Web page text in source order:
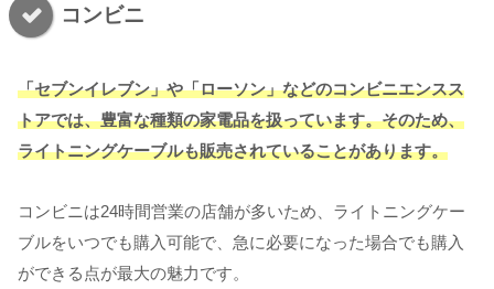
コンビニ
「セブンイレブン」や「ローソン」などのコンビニエンスス
トアでは、豊富な種類の家電品を扱っています。そのため、
ライトニングケーブルも販売されていることがあります。
コンビニは24時間営業の店舗が多いため、ライトニングケー
ブルをいつでも購入可能で、急に必要になった場合でも購入
ができる点が最大の魅力です。